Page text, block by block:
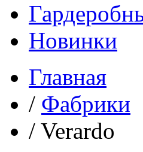
Новинки
Главная
/ Фабрики
/ Verardo